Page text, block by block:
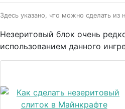
Здесь указано, что можно сделать из
Незеритовый блок очень
использованием данного